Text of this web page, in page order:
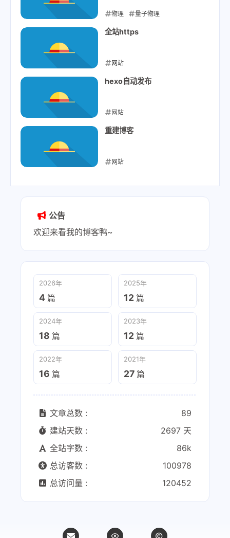
物理 量子物理
2021-10-12
全站https
网站
2021-09-05
hexo自动发布
网站
2021-08-26
重建博客
网站
公告
欢迎来看我的博客鸭~
2026年
4 篇
2025年
12 篇
2024年
18 篇
2023年
12 篇
2022年
16 篇
2021年
27 篇
文章总数 :
89
建站天数 :
2697 天
全站字数 :
86k
总访客数 :
100978
总访问量 :
120452